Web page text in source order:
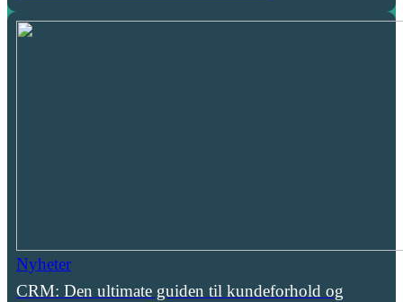
Nyheter
CRM: Den ultimate guiden til kundeforhold og